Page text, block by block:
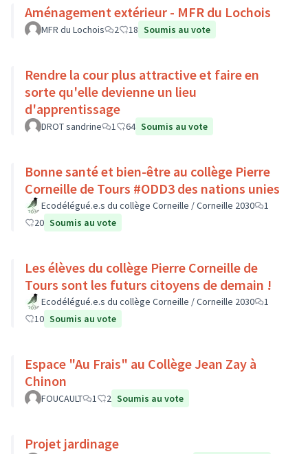
Aménagement extérieur - MFR du Lochois
MFR du Lochois 2 18 Soumis au vote
Rendre la cour plus attractive et faire en
sorte qu'elle devienne un lieu
d'apprentissage
DROT sandrine 1 64 Soumis au vote
Bonne santé et bien-être au collège Pierre
Corneille de Tours #ODD3 des nations unies
Ecodélégué.e.s du collège Corneille / Corneille 2030
1
20 Soumis au vote
Les élèves du collège Pierre Corneille de
Tours sont les futurs citoyens de demain !
Ecodélégué.e.s du collège Corneille / Corneille 2030
1
10 Soumis au vote
Espace "Au Frais" au Collège Jean Zay à
Chinon
FOUCAULT 1 2 Soumis au vote
Projet jardinage